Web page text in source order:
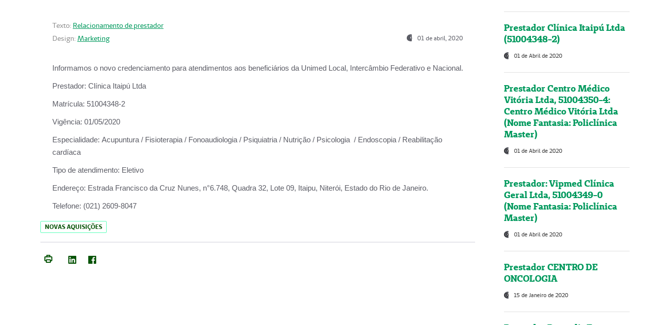
Texto: Relacionamento de prestador
Design: Marketing 01 de abril, 2020
Informamos o novo credenciamento para atendimentos aos beneficiários da Unimed Local, Intercâmbio Federativo e Nacional.
Prestador: Clínica Itaipú Ltda
Matrícula: 51004348-2
Vigência: 01/05/2020
Especialidade: Acupuntura / Fisioterapia / Fonoaudiologia / Psiquiatria / Nutrição / Psicologia / Endoscopia / Reabilitação
cardíaca
Tipo de atendimento: Eletivo
Endereço: Estrada Francisco da Cruz Nunes, n°6.748, Quadra 32, Lote 09, Itaipu, Niterói, Estado do Rio de Janeiro.
Telefone: (021) 2609-8047
NOVAS AQUISIÇÕES
Prestador Clínica Itaipú Ltda
(51004348-2)
01 de Abril de 2020
Prestador Centro Médico
Vitória Ltda, 51004350-4:
Centro Médico Vitória Ltda
(Nome Fantasia: Policlínica
Master)
01 de Abril de 2020
Prestador: Vipmed Clínica
Geral Ltda, 51004349-0
(Nome Fantasia: Policlínica
Master)
01 de Abril de 2020
Prestador CENTRO DE
ONCOLOGIA
15 de Janeiro de 2020